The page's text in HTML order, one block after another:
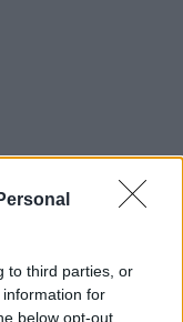
to third parties, or
for
below opt-out